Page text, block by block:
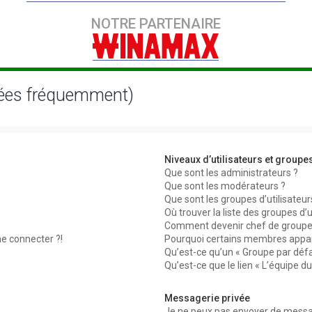
NOTRE PARTENAIRE
fréquemment)
connecter ?!
Niveaux d’utilisateurs et
Que sont les administrateurs ?
Que sont les modérateurs ?
Que sont les groupes
Où trouver la liste des groupes
Comment devenir chef de
Pourquoi certains membres
Qu’est-ce qu’un « Groupe par
Qu’est-ce que le lien « L’équipe
Messagerie privée